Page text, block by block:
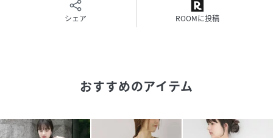
シェア ROOMに投稿
おすすめのアイテム